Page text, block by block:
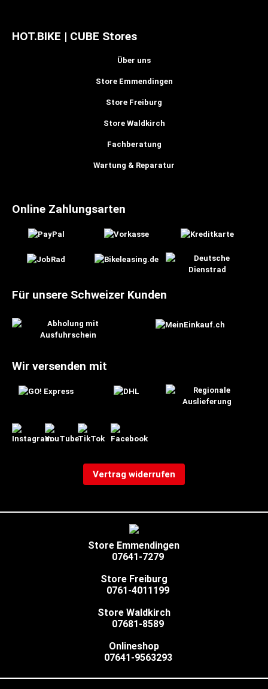
HOT.BIKE | CUBE Stores
Über uns
Store Emmendingen
Store Freiburg
Store Waldkirch
Fachberatung
Wartung & Reparatur
Online Zahlungsarten
Für unsere Schweizer Kunden
Wir versenden mit
Vertrag widerrufen
Store Emmendingen
07641-7279
Store Freiburg
0761-4011199
Store Waldkirch
07681-8589
Onlineshop
07641-9563293